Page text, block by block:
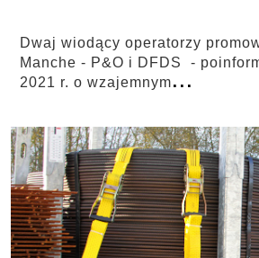
Dwaj wiodący operatorzy
Manche - P&O i DFDS -
2021 r. o wzajemnym...